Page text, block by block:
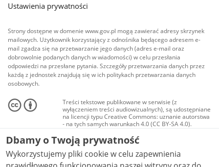
Ustawienia prywatności
Strony dostępne w domenie www.gov.pl mogą zawierać adresy skrzynek
mailowych. Użytkownik korzystający z odnośnika będącego adresem e-
mail zgadza się na przetwarzanie jego danych (adres e-mail oraz
dobrowolnie podanych danych w wiadomości) w celu przesłania
odpowiedzi na przesłane pytania. Szczegóły przetwarzania danych przez
każdą z jednostek znajdują się w ich politykach przetwarzania danych
osobowych.
Treści tekstowe publikowane w serwisie (z
wyłączeniem treści audiowizualnych), są udostępniane
na licencji typu Creative Commons: uznanie autorstwa
- na tych samych warunkach 4.0 (CC BY-SA 4.0).
Materiały audiowizualne, w tym zdjęcia, materiały
audio i wideo, są udostępniane na licencji typu
Creative Commons: uznanie autorstwa użycie
niekomercyjne - bez utworów zależnych 4.0 (CC BY-
NC-ND 4.0), o ile nie jest to stwierdzone inaczej.
Dbamy o Twoją prywatność
Wykorzystujemy pliki cookie w celu zapewnienia